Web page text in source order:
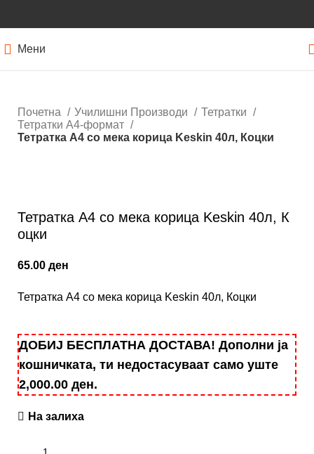
Мени
Почетна Училишни Производи
Тетратки
Тетратки А4-формат
Тетратка А4 со мека корица Keskin 40л, Коцки
Тетратка А4 со мека корица Keskin 40л, К
оцки
65.00 ден
Тетратка А4 со мека корица Keskin 40л, Коцки
ДОБИЈ БЕСПЛАТНА ДОСТАВА! Дополни ја
кошничката, ти недостасуваат само уште
2,000.00 ден.
На залиха